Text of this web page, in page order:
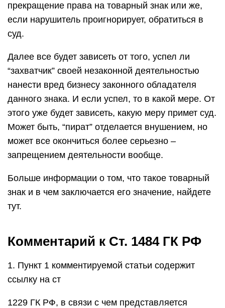
прекращение права на товарный знак или же,
если нарушитель проигнорирует, обратиться в
суд.
Далее все будет зависеть от того, успел ли
“захватчик” своей незаконной деятельностью
нанести вред бизнесу законного обладателя
данного знака. И если успел, то в какой мере. От
этого уже будет зависеть, какую меру примет суд.
Может быть, “пират” отделается внушением, но
может все окончиться более серьезно –
запрещением деятельности вообще.
Больше информации о том, что такое товарный
знак и в чем заключается его значение, найдете
тут.
Комментарий к Ст. 1484 ГК РФ
1. Пункт 1 комментируемой статьи содержит
ссылку на ст
1229 ГК РФ, в связи с чем представляется